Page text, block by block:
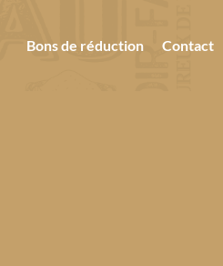
Bons de réduction Contact